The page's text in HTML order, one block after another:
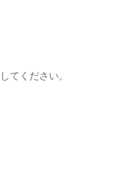
してください。